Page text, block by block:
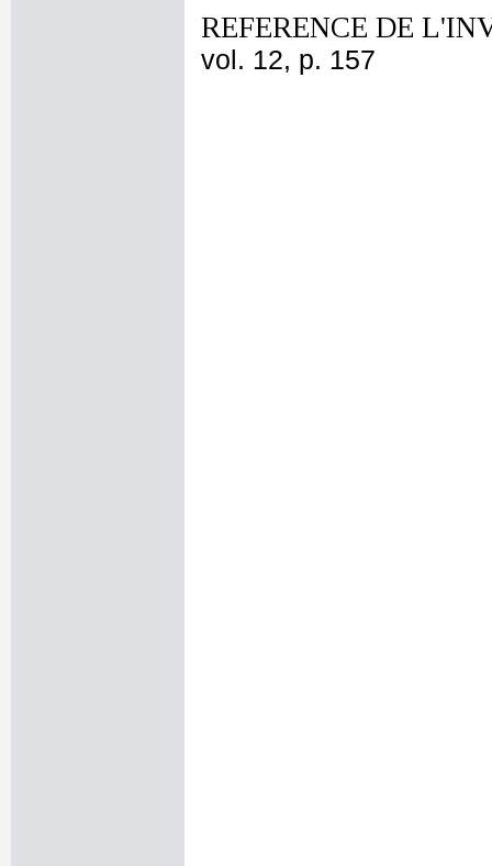
REFERENCE DE
vol. 12, p. 157